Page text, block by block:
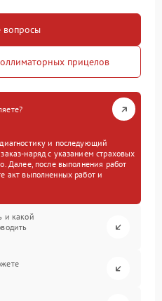
прицелов
и последующий
наряд с указанием страховых
Далее, после выполнения работ
акт выполненных работ и
и какой